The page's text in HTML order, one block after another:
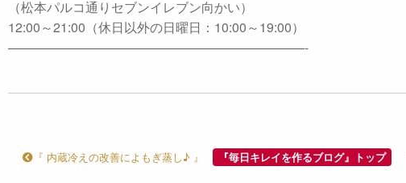
（松本パルコ通りセブンイレブン向かい）
12:00～21:00（休日以外の日曜日：10:00～19:00）
———————————————————————-
『 内蔵冷えの改善によもぎ蒸し♪ 』 『毎日キレイを作るブログ』トップ